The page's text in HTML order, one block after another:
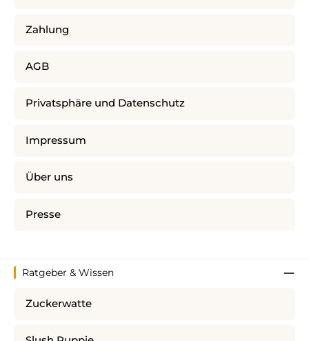
Zahlung
AGB
Privatsphäre und Datenschutz
Impressum
Über uns
Presse
Ratgeber & Wissen
Zuckerwatte